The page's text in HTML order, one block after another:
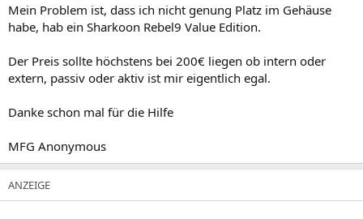
Mein Problem ist, dass ich nicht genung Platz im Gehäuse
habe, hab ein Sharkoon Rebel9 Value Edition.
Der Preis sollte höchstens bei 200€ liegen ob intern oder
extern, passiv oder aktiv ist mir eigentlich egal.
Danke schon mal für die Hilfe
MFG Anonymous